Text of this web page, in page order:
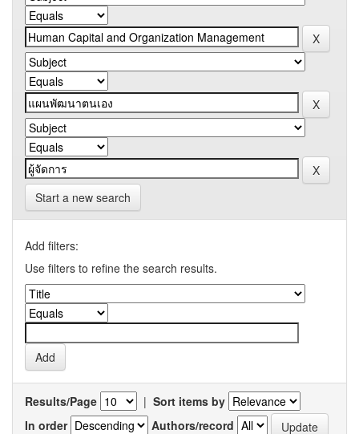
Start a new search
Add filters:
Use filters to refine the search results.
Results/Page | Sort items by
In order
Authors/record